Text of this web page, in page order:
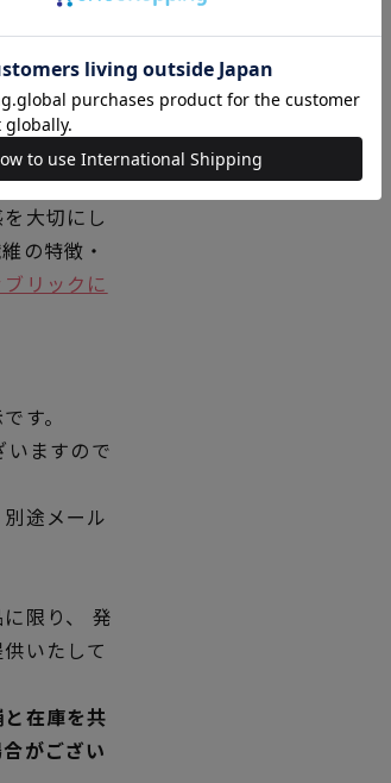
験方法に従
ビーレの品
大切にし
の特徴・
リックに
す。
ますので
途メール
限り、 発
いたして
在庫を共
がござい